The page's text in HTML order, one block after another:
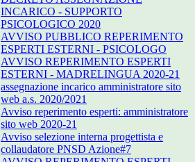
INCARICO - SUPPORTO
PSICOLOGICO 2020
AVVISO PUBBLICO REPERIMENTO
ESPERTI ESTERNI - PSICOLOGO
AVVISO REPERIMENTO ESPERTI
ESTERNI - MADRELINGUA 2020-21
assegnazione incarico amministratore sito
web a.s. 2020/2021
Avviso reperimento esperti: amministratore
sito web 2020-21
Avviso selezione interna progettista e
collaudatore PNSD Azione#7